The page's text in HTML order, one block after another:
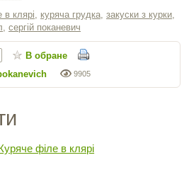
в клярі куряча грудка закуски з курки
сергiй поканевич
9905
В обране
філе в клярі